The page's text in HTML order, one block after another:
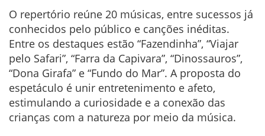
O repertório reúne 20 músicas, entre sucessos já
conhecidos pelo público e canções inéditas.
Entre os destaques estão “Fazendinha”, “Viajar
pelo Safari”, “Farra da Capivara”, “Dinossauros”,
“Dona Girafa” e “Fundo do Mar”. A proposta do
espetáculo é unir entretenimento e afeto,
estimulando a curiosidade e a conexão das
crianças com a natureza por meio da música.